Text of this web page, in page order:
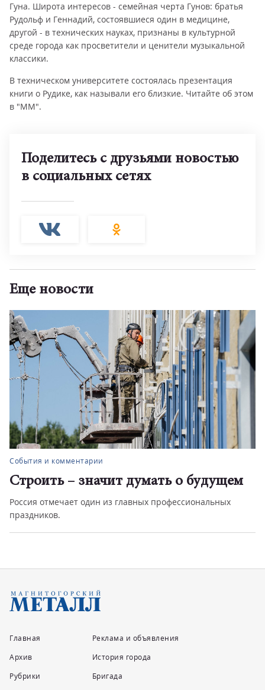
Гуна. Широта интересов - семейная черта Гунов: братья
Рудольф и Геннадий, состоявшиеся один в медицине,
другой - в технических науках, признаны в культурной
среде города как просветители и ценители музыкальной
классики.
В техническом университете состоялась презентация
книги о Рудике, как называли его близкие. Читайте об этом
в "ММ".
Поделитесь с друзьями новостью
в социальных сетях
Еще новости
События и комментарии
Строить – значит думать о будущем
Россия отмечает один из главных профессиональных
праздников.
Главная
Архив
Рубрики
Реклама и объявления
История города
Бригада